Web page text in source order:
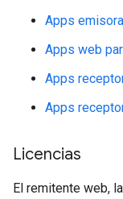
Apps
Apps web
Apps
Apps
Licencias
El remitente web,